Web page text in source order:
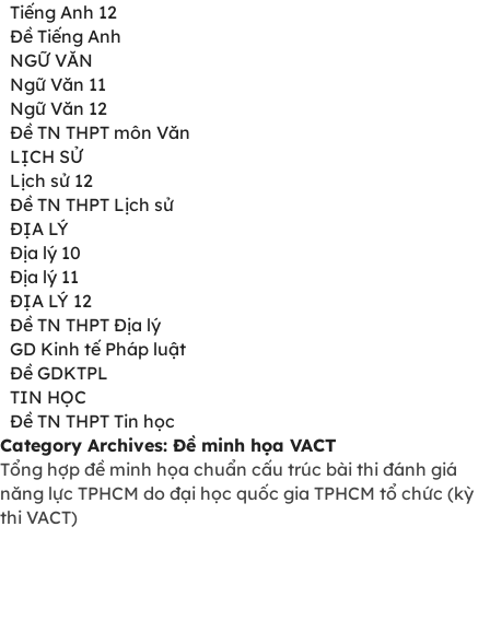
Tiếng Anh 12
Đề Tiếng Anh
NGỮ VĂN
Ngữ Văn 11
Ngữ Văn 12
Đề TN THPT môn Văn
LỊCH SỬ
Lịch sử 12
Đề TN THPT Lịch sử
ĐỊA LÝ
Địa lý 10
Địa lý 11
ĐỊA LÝ 12
Đề TN THPT Địa lý
GD Kinh tế Pháp luật
Đề GDKTPL
TIN HỌC
Đề TN THPT Tin học
Category Archives: Đề minh họa VACT
Tổng hợp đề minh họa chuẩn cấu trúc bài thi đánh giá
năng lực TPHCM do đại học quốc gia TPHCM tổ chức (kỳ
thi VACT)